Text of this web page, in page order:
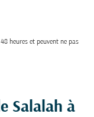
pagination-
heures et peuvent ne pas
Salalah à